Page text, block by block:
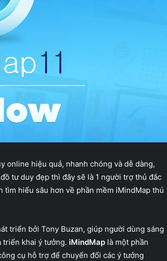
online hiệu quả, nhanh chóng và dễ dàng,
tư duy đẹp thì đây sẽ là 1 người trợ thủ đắc
tìm hiểu sâu hơn về phần mềm iMindMap thú
triển bởi Tony Buzan, giúp người dùng sáng
triển khai ý tưởng. iMindMap là một phần
cụ hỗ trợ để chuyển đổi các ý tưởng